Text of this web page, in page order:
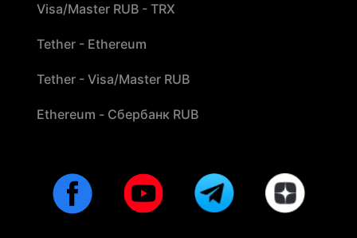
Visa/Master RUB - TRX
Tether - Ethereum
Tether - Visa/Master RUB
Ethereum - Сбербанк RUB